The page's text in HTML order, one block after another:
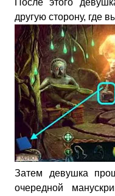
После этого
другую сторону, где
Затем девушка
очередной